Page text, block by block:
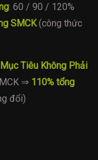
: 60 / 90 / 120%
SMCK(công thức
Tiêu Không Phải
⇒ 110% tổng
đổi)